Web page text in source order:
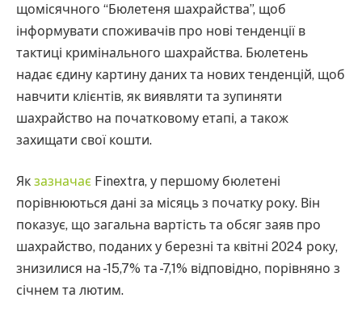
щомісячного “Бюлетеня шахрайства”, щоб
інформувати споживачів про нові тенденції в
тактиці кримінального шахрайства. Бюлетень
надає єдину картину даних та нових тенденцій, щоб
навчити клієнтів, як виявляти та зупиняти
шахрайство на початковому етапі, а також
захищати свої кошти.
Як зазначає Finextra, у першому бюлетені
порівнюються дані за місяць з початку року. Він
показує, що загальна вартість та обсяг заяв про
шахрайство, поданих у березні та квітні 2024 року,
знизилися на -15,7% та -7,1% відповідно, порівняно з
січнем та лютим.